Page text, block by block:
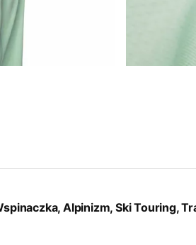
Alpinizm, Ski Touring,